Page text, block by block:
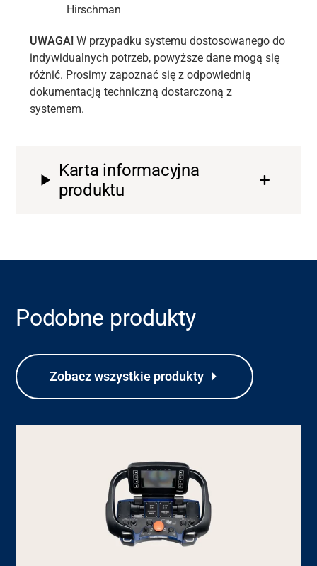
Hirschman
UWAGA!W przypadku systemu dostosowanego do
indywidualnych potrzeb, powyższe dane mogą się
różnić. Prosimy zapoznać się z odpowiednią
dokumentacją techniczną dostarczoną z
systemem.
Karta informacyjna
produktu
Podobne produkty
Zobacz wszystkie produkty